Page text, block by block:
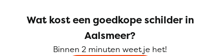
Wat kost een goedkope schilder in
Aalsmeer?
Binnen 2 minuten weet je het!